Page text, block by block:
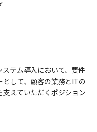
テム導入において、要件
して、顧客の業務とITの
えていただくポジション